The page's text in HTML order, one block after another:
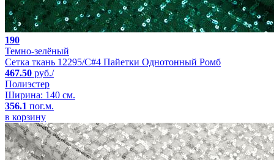
190
Темно-зелёный
Сетка ткань 12295/C#4 Пайетки Однотонный Ромб
467.50 руб./
Полиэстер
Ширина: 140 см.
356.1 пог.м.
в корзину